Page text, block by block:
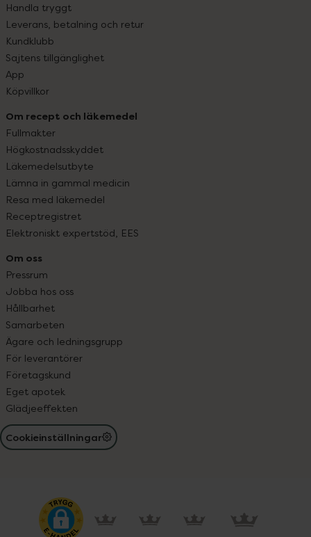
Handla tryggt
Leverans, betalning och retur
Kundklubb
Sajtens tillgänglighet
App
Köpvillkor
Om recept och läkemedel
Fullmakter
Högkostnadsskyddet
Läkemedelsutbyte
Lämna in gammal medicin
Resa med läkemedel
Receptregistret
Elektroniskt expertstöd, EES
Om oss
Pressrum
Jobba hos oss
Hållbarhet
Samarbeten
Ägare och ledningsgrupp
För leverantörer
Företagskund
Eget apotek
Glädjeeffekten
Cookieinställningar